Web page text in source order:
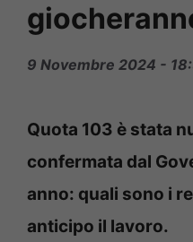
9 Novembre 2024 -
Quota 103 è stata
confermata dal
anno: quali sono i
anticipo il lavoro.